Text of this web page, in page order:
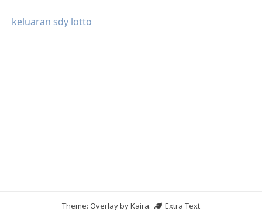
keluaran sdy lotto
Theme: Overlay byKaira.
Extra Text